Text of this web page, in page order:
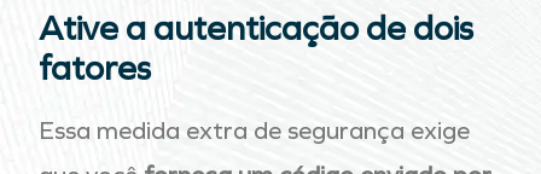
Ative a autenticação de dois
fatores
Essa medida extra de segurança exige